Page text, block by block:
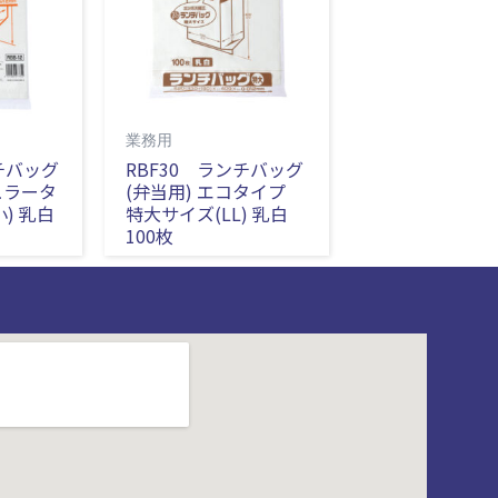
ッグ
ータ
) 乳白
業務用
RBF30 ランチバッグ
(弁当用) エコタイプ
特大サイズ(LL) 乳白
100枚